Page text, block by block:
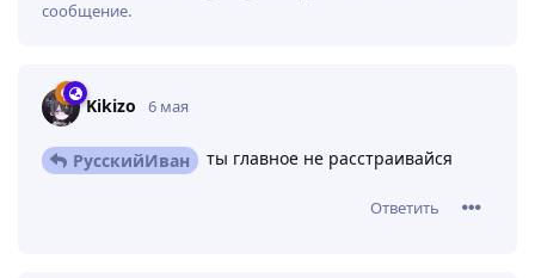
сообщение.
Kikizo 6 мая
РусскийИван ты главное не расстраивайся
Ответить